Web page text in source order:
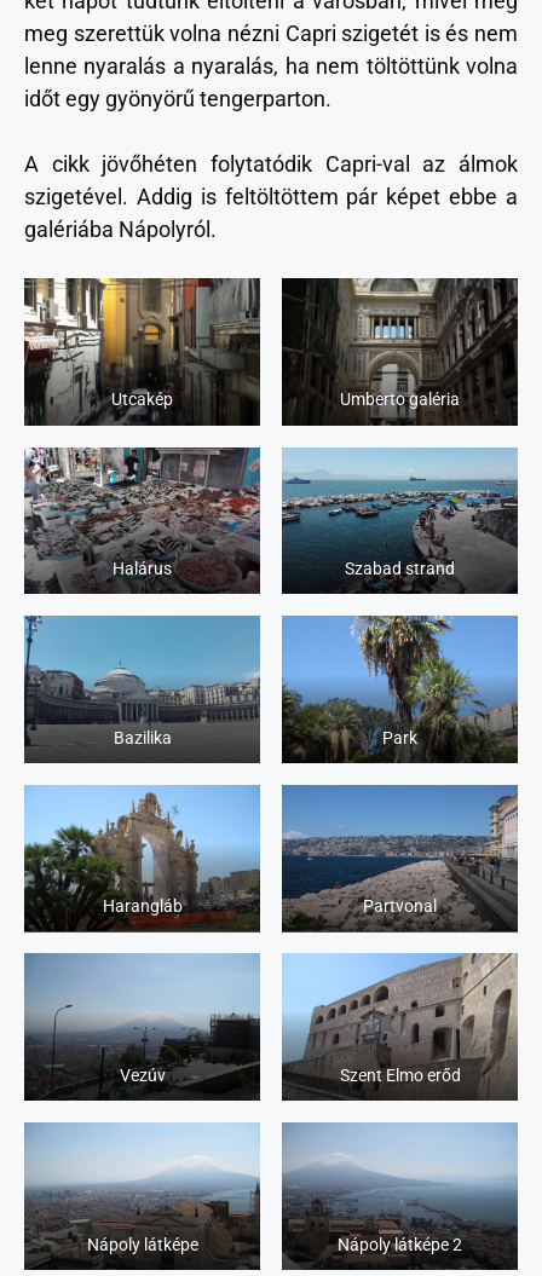
meg szerettük volna nézni Capri szigetét is és nem
lenne nyaralás a nyaralás, ha nem töltöttünk volna
időt egy gyönyörű tengerparton.
A cikk jövőhéten folytatódik Capri-val az álmok
szigetével. Addig is feltöltöttem pár képet ebbe a
galériába Nápolyról.
Utcakép Umberto galéria
Halárus Szabad strand
Bazilika Park
Harangláb Partvonal
Vezúv Szent Elmo erőd
Nápoly látképe Nápoly látképe 2